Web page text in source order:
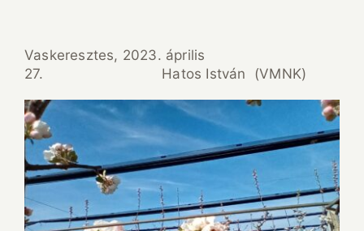
Vaskeresztes, 2023. április
27. Hatos István (VMNK)